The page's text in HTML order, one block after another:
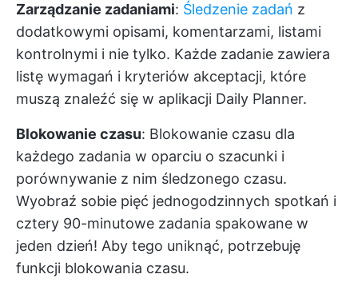
Zarządzanie zadaniami: Śledzenie zadań z
dodatkowymi opisami, komentarzami, listami
kontrolnymi i nie tylko. Każde zadanie zawiera
listę wymagań i kryteriów akceptacji, które
muszą znaleźć się w aplikacji Daily Planner.
Blokowanie czasu: Blokowanie czasu dla
każdego zadania w oparciu o szacunki i
porównywanie z nim śledzonego czasu.
Wyobraź sobie pięć jednogodzinnych spotkań i
cztery 90-minutowe zadania spakowane w
jeden dzień! Aby tego uniknąć, potrzebuję
funkcji blokowania czasu.